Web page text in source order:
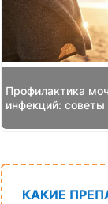
Профилактика
инфекций: советы
КАКИЕ